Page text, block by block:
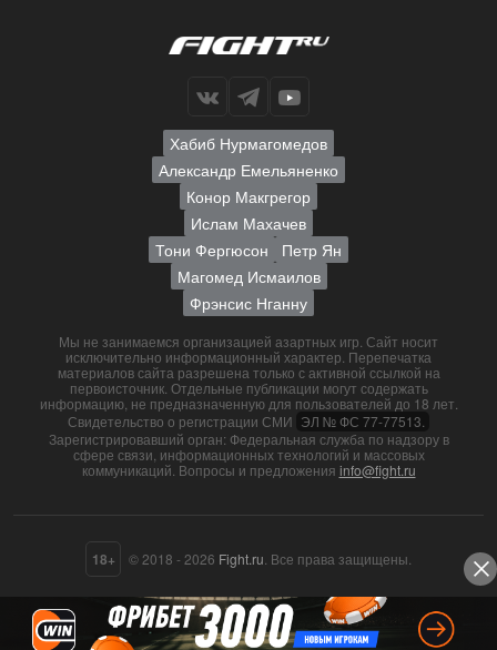
Хабиб Нурмагомедов
Александр Емельяненко
Конор Макгрегор
Ислам Махачев
Тони Фергюсон
Петр Ян
Магомед Исмаилов
Фрэнсис Нганну
Мы не занимаемся организацией азартных игр. Сайт носит
исключительно информационный характер. Перепечатка
материалов сайта разрешена только с активной ссылкой на
первоисточник. Отдельные публикации могут содержать
информацию, не предназначенную для пользователей до 18 лет.
Свидетельство о регистрации СМИ ЭЛ № ФС 77-77513.
Зарегистрировавший орган: Федеральная служба по надзору в
сфере связи, информационных технологий и массовых
коммуникаций. Вопросы и предложения info@fight.ru
18+ © 2018 - 2026 Fight.ru . Все права защищены.
О нас
Контакты
Пользовательское соглашение